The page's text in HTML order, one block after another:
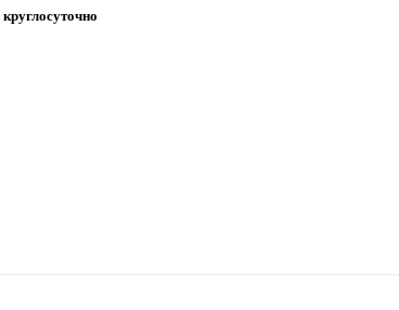
круглосуточно